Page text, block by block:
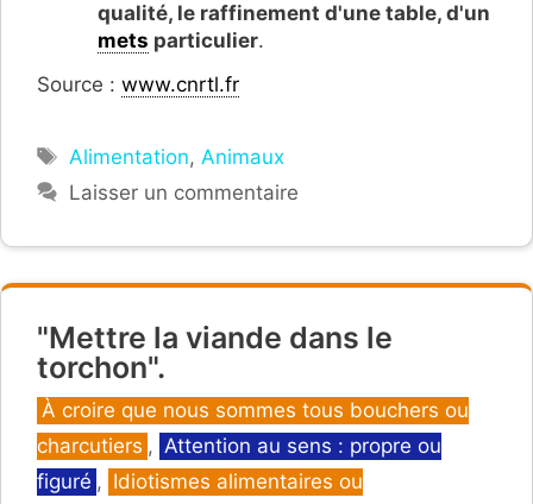
qualité, le raffinement d'une table, d'un
mets particulier.
Source : www.cnrtl.fr
Étiquettes
Alimentation, Animaux
Laisser un commentaire
"Mettre la viande dans le
torchon".
Catégories
À croire que nous sommes tous bouchers ou
charcutiers , Attention au sens : propre ou
figuré , Idiotismes alimentaires ou